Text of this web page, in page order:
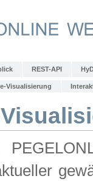
REST-API
Visualisierung